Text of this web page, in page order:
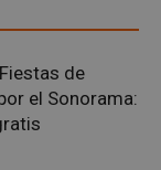
de
el Sonorama: